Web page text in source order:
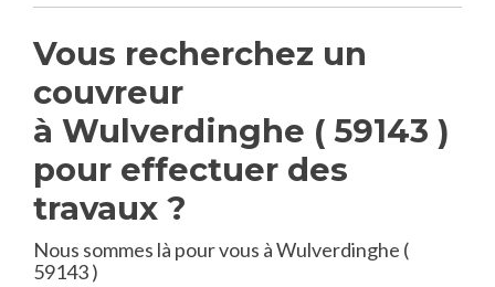
Vous recherchez un
couvreur
à Wulverdinghe ( 59143 )
pour effectuer des
travaux ?
Nous sommes là pour vous à Wulverdinghe (
59143 )